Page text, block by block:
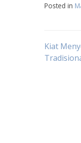
Posted in
Post
Kiat